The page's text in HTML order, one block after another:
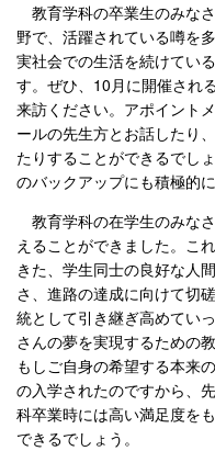
教育学科の卒業生のみな
野で、活躍されている噂を
実社会での生活を続けてい
す。ぜひ、10月に開催され
来訪ください。アポイント
ールの先生方とお話したり
たりすることができるでし
のバックアップにも積極的
教育学科の在学生のみな
えることができました。こ
きた、学生同士の良好な人
さ、進路の達成に向けて切
統として引き継ぎ高めてい
さんの夢を実現するための
もしご自身の希望する本来
の入学されたのですから、
科卒業時には高い満足度を
できるでしょう。